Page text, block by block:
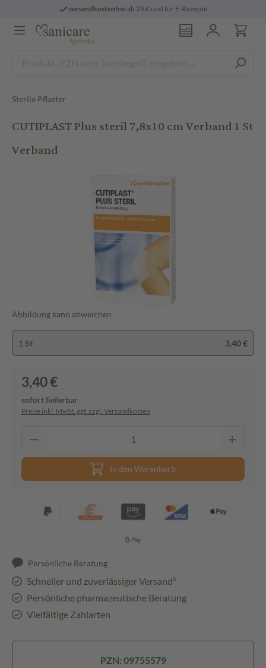
versandkostenfreiab 29 € und für E-Rezepte
Sterile Pflaster
CUTIPLAST Plus steril 7,8x10 cm Verband 1 St
Verband
Abbildung kann abweichen
1 St 3,40 €
3,40 €
sofort lieferbar
Preise inkl. MwSt. ggf. zzgl. Versandkosten
In den Warenkorb
Persönliche Beratung
Schneller und zuverlässiger Versand³
Persönliche pharmazeutische Beratung
Vielfältige Zahlarten
PZN: 09755579